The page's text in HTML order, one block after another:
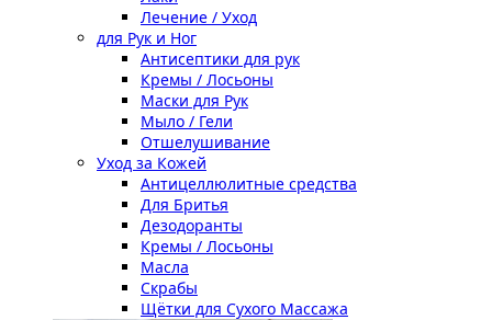
Лечение / Уход
для Рук и Ног
Антисептики для рук
Кремы / Лосьоны
Маски для Рук
Мыло / Гели
Отшелушивание
Уход за Кожей
Антицеллюлитные средства
Для Бритья
Дезодоранты
Кремы / Лосьоны
Масла
Скрабы
Щётки для Сухого Массажа